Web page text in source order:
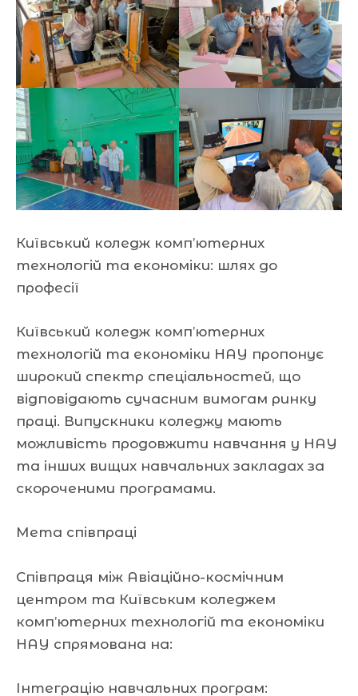
Київський коледж комп’ютерних
технологій та економіки: шлях до
професії
Київський коледж комп’ютерних
технологій та економіки НАУ пропонує
широкий спектр спеціальностей, що
відповідають сучасним вимогам ринку
праці. Випускники коледжу мають
можливість продовжити навчання у НАУ
та інших вищих навчальних закладах за
скороченими програмами.
Мета співпраці
Співпраця між Авіаційно-космічним
центром та Київським коледжем
комп’ютерних технологій та економіки
НАУ спрямована на:
Інтеграцію навчальних програм: